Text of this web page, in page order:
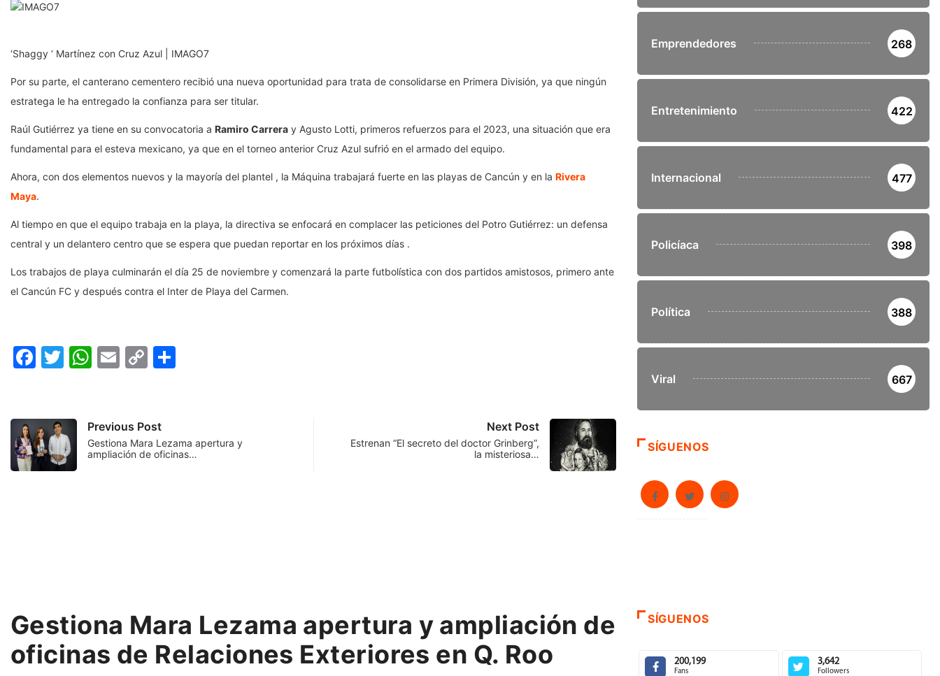
‘Shaggy ‘ Martínez con Cruz Azul | IMAGO7
Por su parte, el canterano cementero recibió una nueva oportunidad para trata de consolidarse en Primera División, ya que ningún
estratega le ha entregado la confianza para ser titular.
Raúl Gutiérrez ya tiene en su convocatoria a Ramiro Carrera y Agusto Lotti, primeros refuerzos para el 2023, una situación que era
fundamental para el esteva mexicano, ya que en el torneo anterior Cruz Azul sufrió en el armado del equipo.
Ahora, con dos elementos nuevos y la mayoría del plantel , la Máquina trabajará fuerte en las playas de Cancún y en la Rivera
Maya.
Al tiempo en que el equipo trabaja en la playa, la directiva se enfocará en complacer las peticiones del Potro Gutiérrez: un defensa
central y un delantero centro que se espera que puedan reportar en los próximos días .
Los trabajos de playa culminarán el día 25 de noviembre y comenzará la parte futbolística con dos partidos amistosos, primero ante
el Cancún FC y después contra el Inter de Playa del Carmen.
Facebook
Twitter
WhatsApp
Email
Copy
Previous Post
Gestiona Mara Lezama apertura y
ampliación de oficinas…
Next Post
Estrenan “El secreto del doctor Grinberg”,
la misteriosa…
Emprendedores 268
Entretenimiento 422
Internacional 477
Policíaca 398
Política 388
Viral 667
SÍGUENOS
Gestiona Mara Lezama apertura y ampliación de
oficinas de Relaciones Exteriores en Q. Roo
SÍGUENOS
200,199
Fans
3,642
Followers